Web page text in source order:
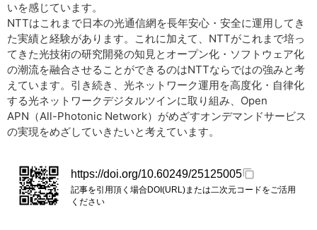
いを感じています。
NTTはこれまで日本の光通信網を長年安心・安全に運用してき
た実績と経験があります。これに加えて、NTTがこれまで培っ
てきた光技術の研究開発の知見とオープン化・ソフトウェア化
の潮流を融合させることができるのはNTTならではの強みと考
えています。引き続き、光ネットワーク運用を高度化・自律化
する光ネットワークデジタルツインに取り組み、Open
APN（All-Photonic Network）がめざすオンデマンドサービス
の実現をめざしていきたいと考えています。
https://doi.org/10.60249/25125005
記事を引用頂く場合DOI(URL)または二次元コードをご活用
ください